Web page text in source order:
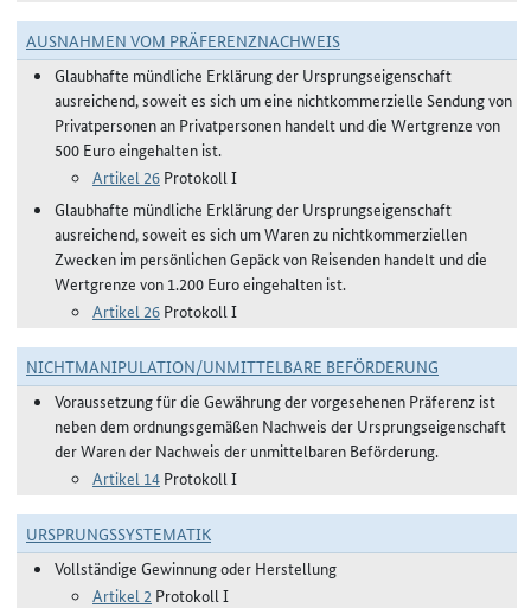
AUSNAHMEN VOM PRÄFERENZNACHWEIS
Glaubhafte mündliche Erklärung der Ursprungseigenschaft
ausreichend, soweit es sich um eine nichtkommerzielle Sendung von
Privatpersonen an Privatpersonen handelt und die Wertgrenze von
500 Euro eingehalten ist.
Artikel 26 Protokoll I
Glaubhafte mündliche Erklärung der Ursprungseigenschaft
ausreichend, soweit es sich um Waren zu nichtkommerziellen
Zwecken im persönlichen Gepäck von Reisenden handelt und die
Wertgrenze von 1.200 Euro eingehalten ist.
Artikel 26 Protokoll I
NICHTMANIPULATION/UNMITTELBARE BEFÖRDERUNG
Voraussetzung für die Gewährung der vorgesehenen Präferenz ist
neben dem ordnungsgemäßen Nachweis der Ursprungseigenschaft
der Waren der Nachweis der unmittelbaren Beförderung.
Artikel 14 Protokoll I
URSPRUNGSSYSTEMATIK
Vollständige Gewinnung oder Herstellung
Artikel 2 Protokoll I